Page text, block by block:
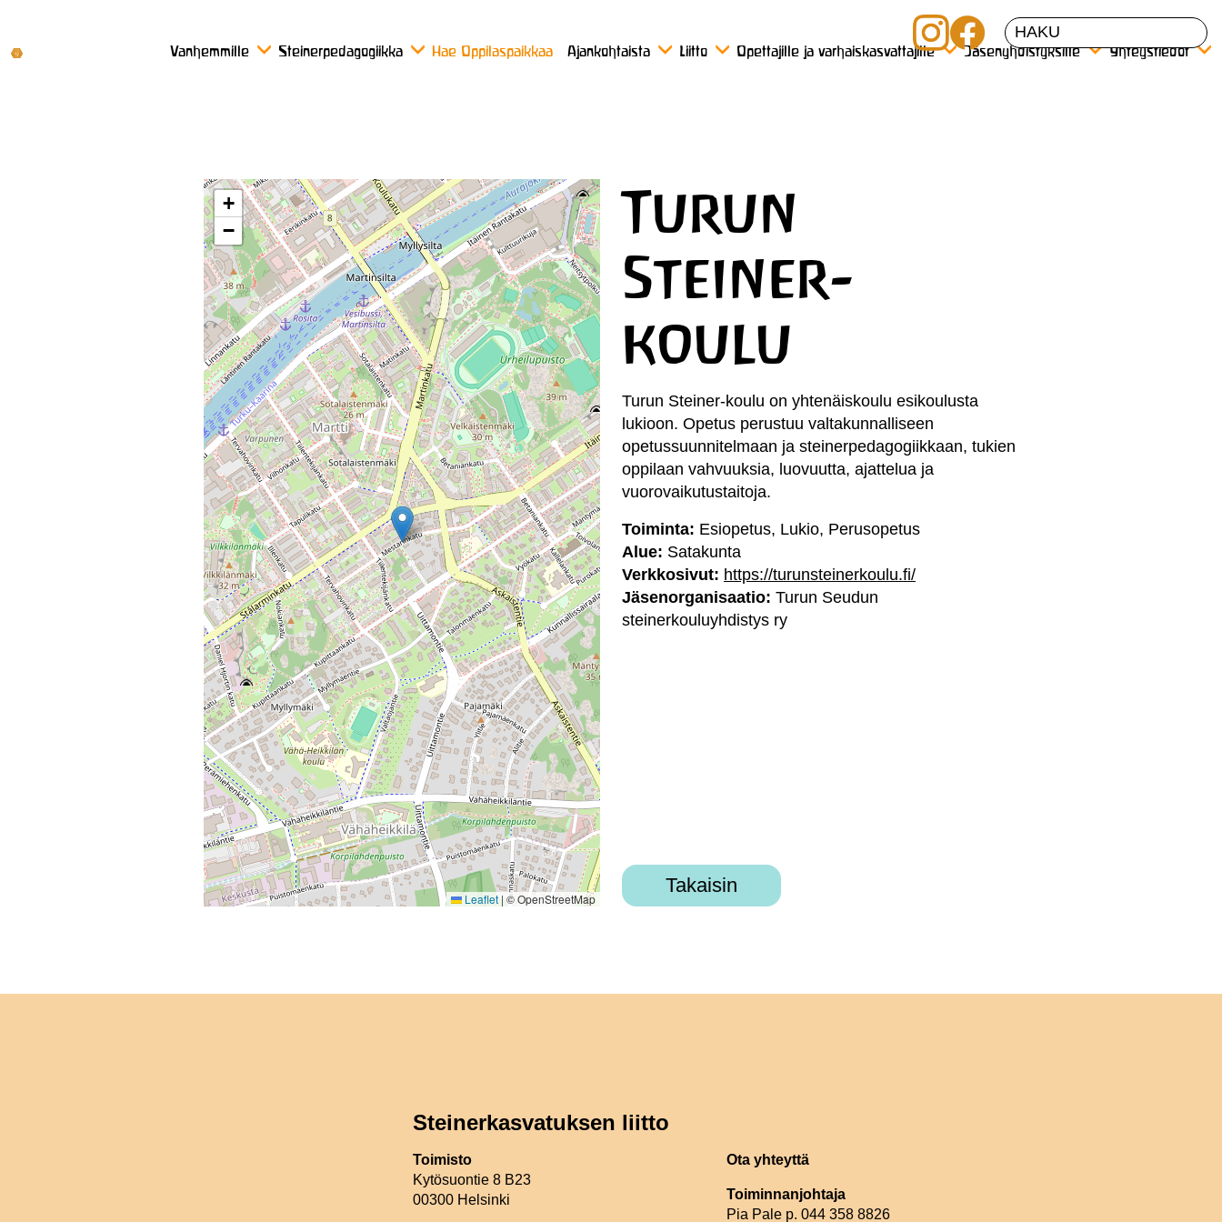
Vanhemmille Steinerpedagogiikka Hae Oppilaspaikkaa Ajankohtaista Liitto Opettajille ja varhaiskasvattajille Jäsenyhdistyksille Yhteystiedot
+
−
Leaflet | © OpenStreetMap
Turun
Steiner-
koulu
Turun Steiner-koulu on yhtenäiskoulu esikoulusta
lukioon. Opetus perustuu valtakunnalliseen
opetussuunnitelmaan ja steinerpedagogiikkaan, tukien
oppilaan vahvuuksia, luovuutta, ajattelua ja
vuorovaikutustaitoja.
Toiminta: Esiopetus, Lukio, Perusopetus
Alue: Satakunta
Verkkosivut: https://turunsteinerkoulu.fi/
Jäsenorganisaatio: Turun Seudun
steinerkouluyhdistys ry
Takaisin
Steinerkasvatuksen liitto
Toimisto
Kytösuontie 8 B23
00300 Helsinki
Ota yhteyttä
Toiminnanjohtaja
Pia Pale p. 044 358 8826